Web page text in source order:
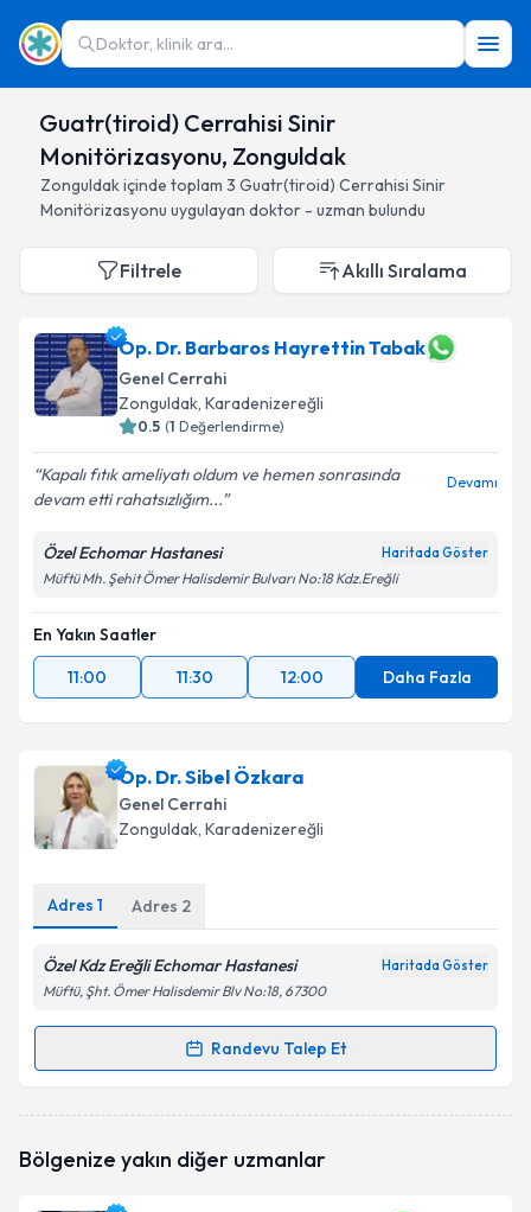
Doktor, klinik ara...
Guatr(tiroid) Cerrahisi Sinir
Monitörizasyonu, Zonguldak
Zonguldakiçinde toplam 3 Guatr(tiroid) Cerrahisi Sinir
Monitörizasyonu uygulayan doktor - uzman bulundu
Filtrele Akıllı Sıralama
Op. Dr. Barbaros Hayrettin Tabak
Genel Cerrahi
Zonguldak, Karadenizereğli
0.5 (1 Değerlendirme)
Kapalı fıtık ameliyatı oldum ve hemen sonrasında
devam etti rahatsızlığım...
Devamı
Özel Echomar Hastanesi Haritada Göster
Müftü Mh. Şehit Ömer Halisdemir Bulvarı No:18 Kdz.Ereğli
En Yakın Saatler
11:00
11:30 12:00 Daha Fazla
Op. Dr. Sibel Özkara
Genel Cerrahi
Zonguldak, Karadenizereğli
Adres 1 Adres 2
Özel Kdz Ereğli Echomar Hastanesi Haritada Göster
Müftü, Şht. Ömer Halisdemir Blv No:18, 67300
Randevu Talep Et
Randevu Takvimi Talebi
oluşturun. Size bu uzmandan randevu almanız için bir
Bölgenize yakın diğer uzmanlar